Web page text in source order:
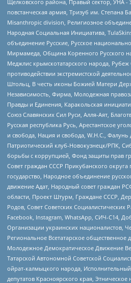
Щелковского района, Правый сектор, УНА
повстанческая армия, Тризуб им. Степана
Misanthropic division, Религиозное
Народная Социальная Инициатива,
объединение Русские, Русское
Мирмамеда, Община Коренного Русского
Меджлис крымскотатарского народа,
противодействии экстремистской
Штольц, В честь иконы Божией Матери
Независимость, Фирма, Молодежная
Правды и Единения, Каракольская
Союз Славянских Сил Руси, Алля-Аят,
Русская республика Русь, Арестантское
и свобода, Нация и свобода, W.H.С.,
Патриотический клуб-Новокузнецк/РПК,
борьбы с коррупцией, Фонд защиты прав
Совет граждан СССР Прикубанского округа
государство, Народное объединение
движение Адат, Народный совет граждан
области, Проект Штурм, Граждане СССР,
Родов, Совет Советских Социалистических
Facebook, Instagram, WhatsApp, СИЧ-С14,
Организации украинских националистов,
Региональное Всетатарское общественное
Молодежное Демократическое Движение
Татарской Автономной Советской
ойрат-калмыцкого народа,
депутатов Красноярского края,